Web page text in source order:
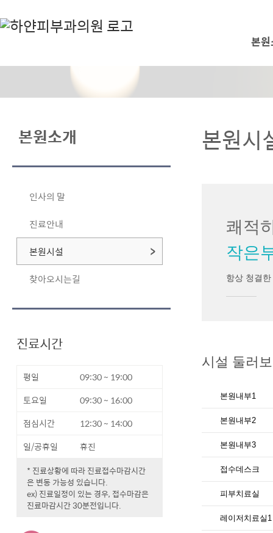
본
본원소개
인사의 말
진료안내
본원시설
찾아오시는길
진료시간
평일
09:30 ~ 19:00
토요일
09:30 ~ 16:00
점심시간
12:30 ~ 14:00
일/공휴일
휴진
* 진료상황에 따라 진료접수마감시간
은 변동 가능성 있습니다.
ex) 진료일정이 있는 경우, 접수마감은
진료마감시간 30분전입니다.
본원시
쾌적
작은
항상 청결
시설 둘러
본원내부1
본원내부2
본원내부3
접수데스크
피부치료실
레이저치료실1